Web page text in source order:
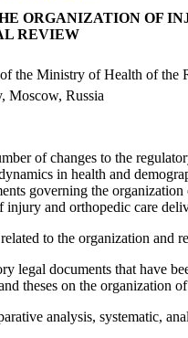
ORGANIZATION OF
REVIEW
the Ministry of Health of the
Moscow, Russia
of changes to the
in health and
governing the
and orthopedic care
to the organization and
legal documents that have
theses on the
analysis, systematic,